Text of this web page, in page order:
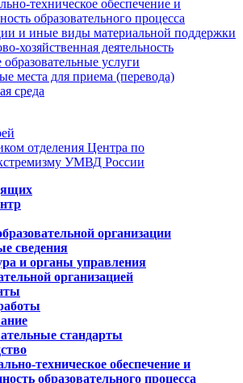
техническое обеспечение и
образовательного процесса
и иные виды материальной поддержки
хозяйственная деятельность
услуги
места для приема (перевода)
среда
отделения Центра по
УМВД России
организации
сведения
и органы управления
организацией
стандарты
техническое обеспечение и
образовательного процесса